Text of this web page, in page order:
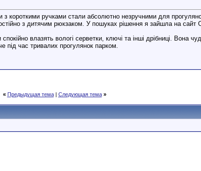
короткими ручками стали абсолютно незручними для
з дитячим рюкзаком. У пошуках рішення я зайшла на
влазять вологі серветки, ключі та інші дрібниці. Вона
під час тривалих прогулянок парком.
« Предыдущая тема| Следующая тема »